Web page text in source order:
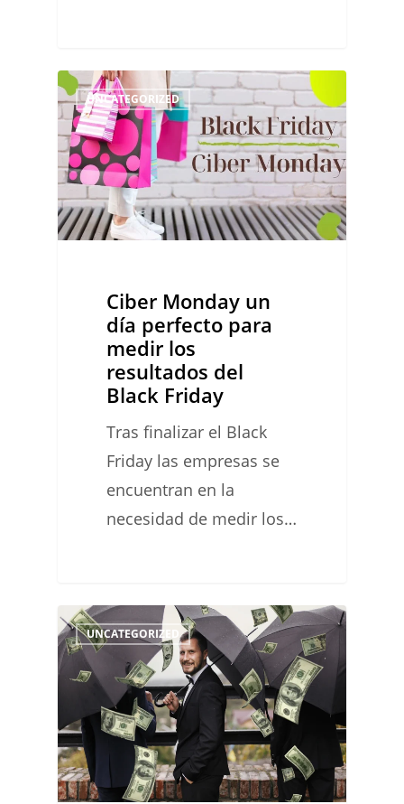
Ciber
Monday
un
día
perfecto
para
resultados
UNCATEGORIZED
Ciber Monday un
día perfecto para
medir los
resultados del
Black Friday
Tras finalizar el Black
Friday las empresas se
encuentran en la
necesidad de medir los…
0
Los
fondos
acordados
el
EUCO
impulsarán
UNCATEGORIZED 0